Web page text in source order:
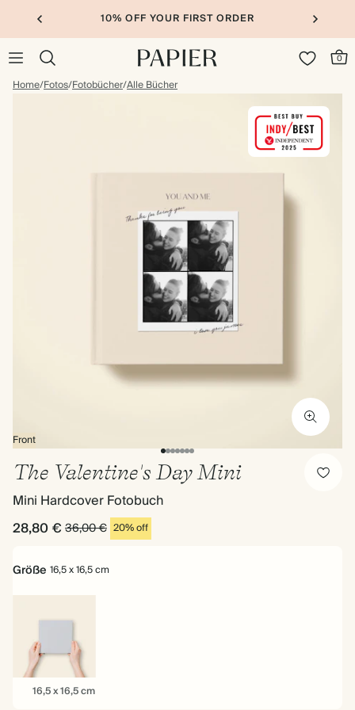
10% OFF YOUR FIRST ORDER
0
Home/Fotos/Fotobücher/Alle Bücher
Front
The Valentine's Day Mini
Mini Hardcover Fotobuch
28,80 € 36,00 € 20% off
Größe 16,5 x 16,5 cm
16,516,5 x 16,5 cm